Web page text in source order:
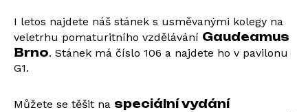
I letos najdete náš stánek s usměvanými kolegy na
veletrhu pomaturitního vzdělávání Gaudeamus
Brno. Stánek má číslo 106 a najdete ho v pavilonu
G1.
Můžete se těšit na speciální vydání